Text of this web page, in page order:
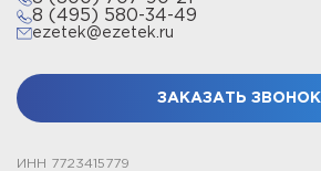
8 (495) 580-34-49
ezetek@ezetek.ru
ЗАКАЗАТЬ ЗВОНОК
ИНН 7723415779